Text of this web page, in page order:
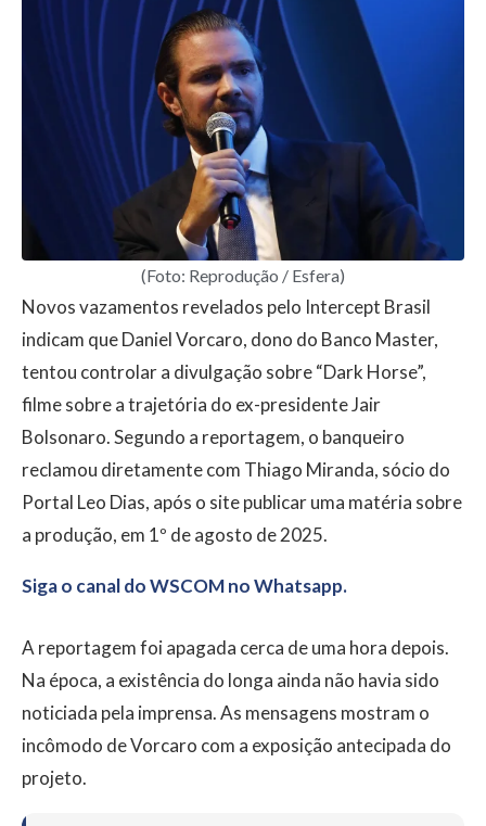
(Foto: Reprodução / Esfera)
Novos vazamentos revelados pelo Intercept Brasil
indicam que Daniel Vorcaro, dono do Banco Master,
tentou controlar a divulgação sobre “Dark Horse”,
filme sobre a trajetória do ex-presidente Jair
Bolsonaro. Segundo a reportagem, o banqueiro
reclamou diretamente com Thiago Miranda, sócio do
Portal Leo Dias, após o site publicar uma matéria sobre
a produção, em 1º de agosto de 2025.
Siga o canal do WSCOM no Whatsapp.
A reportagem foi apagada cerca de uma hora depois.
Na época, a existência do longa ainda não havia sido
noticiada pela imprensa. As mensagens mostram o
incômodo de Vorcaro com a exposição antecipada do
projeto.